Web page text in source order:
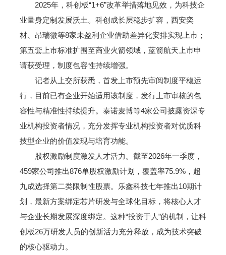
2025年，科创板“1+6”改革举措落地见效，为科技企
业量身定制发展沃土。科创成长层稳步扩容，西安奕
材、昂瑞微等8家未盈利企业借助差异化安排实现上市；
第五套上市标准扩围至商业火箭领域，蓝箭航天上市申
请获受理，制度包容性持续增强。
记者从上交所获悉，首发上市预先审阅制度平稳运
行，目前已有企业开始适用该制度，发行上市审核的包
容性与精准性持续提升。泰诺麦博等4家公司披露资深专
业机构投资者情况，充分发挥专业机构投资者对优质科
技型企业的价值发现与培育功能。
股权激励制度激发人才活力。截至2026年一季度，
459家公司推出876单股权激励计划，覆盖率75.9%，超
九成选择第二类限制性股票。乐鑫科技七年推出10期计
划，最新方案绑定芯片研发与全球化目标，将核心人才
与企业长期发展深度绑定。这种“投资于人”的机制，让科
创板26万研发人员的创新活力充分释放，成为技术突破
的核心驱动力。